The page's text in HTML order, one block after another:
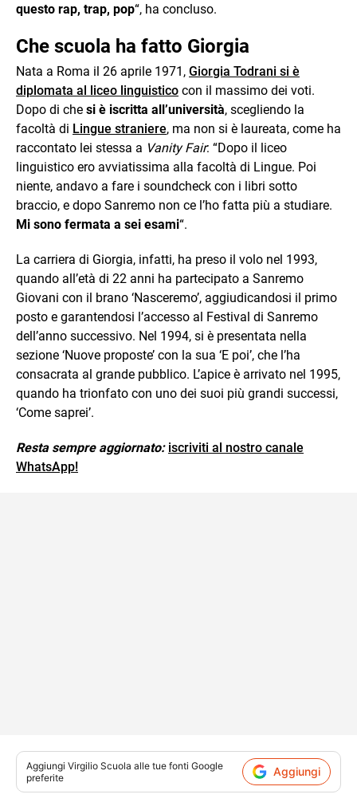
questo rap, trap, pop“, ha concluso.
Che scuola ha fatto Giorgia
Nata a Roma il 26 aprile 1971, Giorgia Todrani si è
diplomata al liceo linguistico con il massimo dei voti.
Dopo di che si è iscritta all’università, scegliendo la
facoltà di Lingue straniere, ma non si è laureata, come ha
raccontato lei stessa a Vanity Fair: “Dopo il liceo
linguistico ero avviatissima alla facoltà di Lingue. Poi
niente, andavo a fare i soundcheck con i libri sotto
braccio, e dopo Sanremo non ce l’ho fatta più a studiare.
Mi sono fermata a sei esami“.
La carriera di Giorgia, infatti, ha preso il volo nel 1993,
quando all’età di 22 anni ha partecipato a Sanremo
Giovani con il brano ‘Nasceremo’, aggiudicandosi il primo
posto e garantendosi l’accesso al Festival di Sanremo
dell’anno successivo. Nel 1994, si è presentata nella
sezione ‘Nuove proposte’ con la sua ‘E poi’, che l’ha
consacrata al grande pubblico. L’apice è arrivato nel 1995,
quando ha trionfato con uno dei suoi più grandi successi,
‘Come saprei’.
Resta sempre aggiornato: iscriviti al nostro canale
WhatsApp!
Aggiungi Virgilio Scuola alle tue fonti Google
preferite
Aggiungi